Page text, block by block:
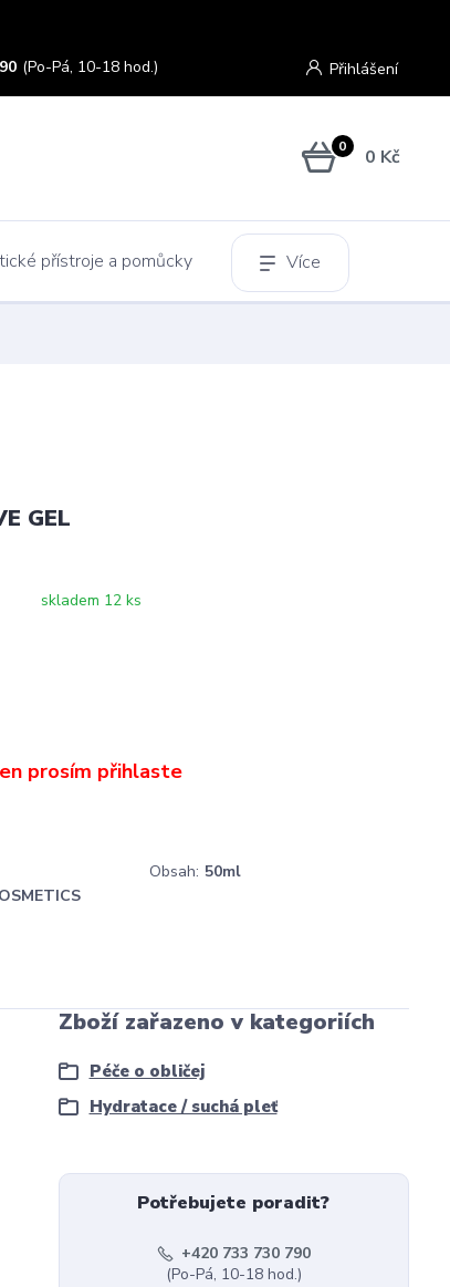
Přihlášení
(Po-Pá, 10-18 hod.)
0 0 Kč
přístroje a pomůcky Více
GEL
skladem 12 ks
Obsah: 50ml
Zboží zařazeno v kategoriích
Péče o obličej
Hydratace / suchá pleť
Potřebujete poradit?
+420 733 730 790
(Po-Pá, 10-18 hod.)